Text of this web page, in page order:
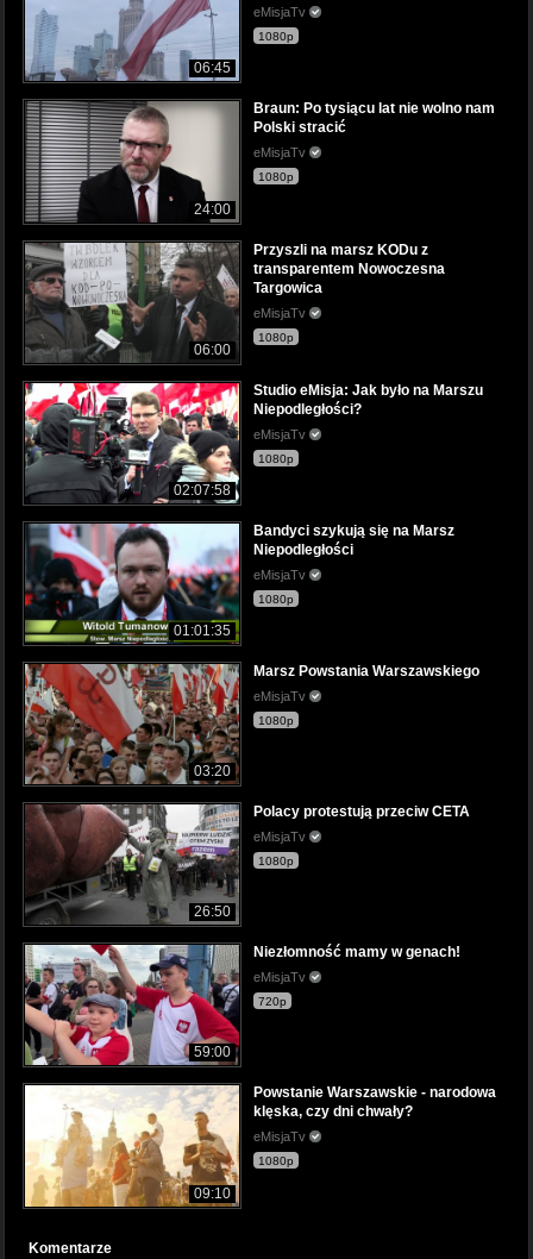
06:45
eMisjaTv
1080p
24:00
Braun: Po tysiącu lat nie wolno nam
Polski stracić
eMisjaTv
1080p
06:00
Przyszli na marsz KODu z
transparentem Nowoczesna
Targowica
eMisjaTv
1080p
02:07:58
Studio eMisja: Jak było na Marszu
Niepodległości?
eMisjaTv
1080p
01:01:35
Bandyci szykują się na Marsz
Niepodległości
eMisjaTv
1080p
03:20
Marsz Powstania Warszawskiego
eMisjaTv
1080p
26:50
Polacy protestują przeciw CETA
eMisjaTv
1080p
59:00
Niezłomność mamy w genach!
eMisjaTv
720p
09:10
Powstanie Warszawskie - narodowa
klęska, czy dni chwały?
eMisjaTv
1080p
Komentarze